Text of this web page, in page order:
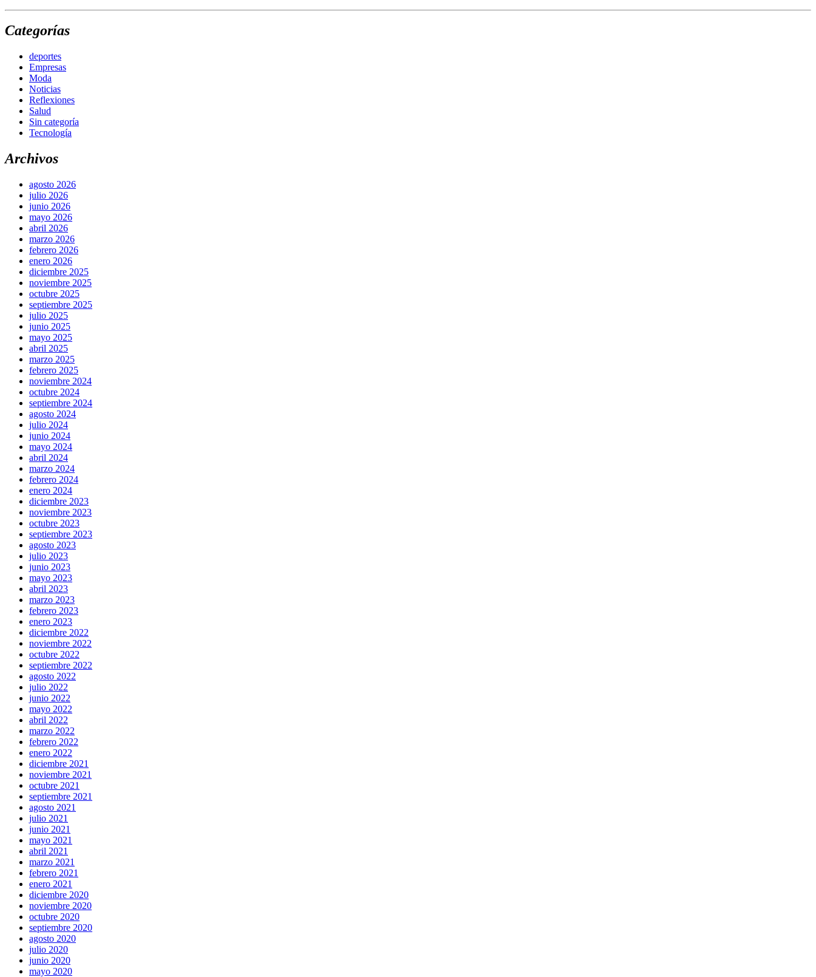
Categorías
deportes
Empresas
Moda
Noticias
Reflexiones
Salud
Sin categoría
Tecnología
Archivos
agosto 2026
julio 2026
junio 2026
mayo 2026
abril 2026
marzo 2026
febrero 2026
enero 2026
diciembre 2025
noviembre 2025
octubre 2025
septiembre 2025
julio 2025
junio 2025
mayo 2025
abril 2025
marzo 2025
febrero 2025
noviembre 2024
octubre 2024
septiembre 2024
agosto 2024
julio 2024
junio 2024
mayo 2024
abril 2024
marzo 2024
febrero 2024
enero 2024
diciembre 2023
noviembre 2023
octubre 2023
septiembre 2023
agosto 2023
julio 2023
junio 2023
mayo 2023
abril 2023
marzo 2023
febrero 2023
enero 2023
diciembre 2022
noviembre 2022
octubre 2022
septiembre 2022
agosto 2022
julio 2022
junio 2022
mayo 2022
abril 2022
marzo 2022
febrero 2022
enero 2022
diciembre 2021
noviembre 2021
octubre 2021
septiembre 2021
agosto 2021
julio 2021
junio 2021
mayo 2021
abril 2021
marzo 2021
febrero 2021
enero 2021
diciembre 2020
noviembre 2020
octubre 2020
septiembre 2020
agosto 2020
julio 2020
junio 2020
mayo 2020